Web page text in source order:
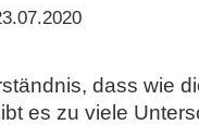
dass wie
es zu viele